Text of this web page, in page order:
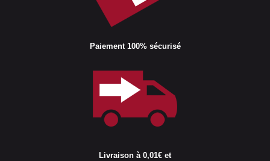
Paiement 100% sécurisé
Livraison à 0,01€ et